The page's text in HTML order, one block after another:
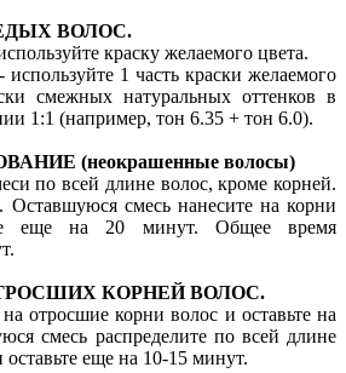
ВОЛОС.
краску желаемого цвета.
1 часть краски желаемого
смежных натуральных оттенков в
1:1 (например, тон 6.35 + тон 6.0).
(неокрашенные волосы)
по всей длине волос, кроме корней.
Оставшуюся смесь нанесите на корни
еще на 20 минут. Общее время
КОРНЕЙ ВОЛОС.
отросшие корни волос и оставьте на
смесь распределите по всей длине
еще на 10-15 минут.